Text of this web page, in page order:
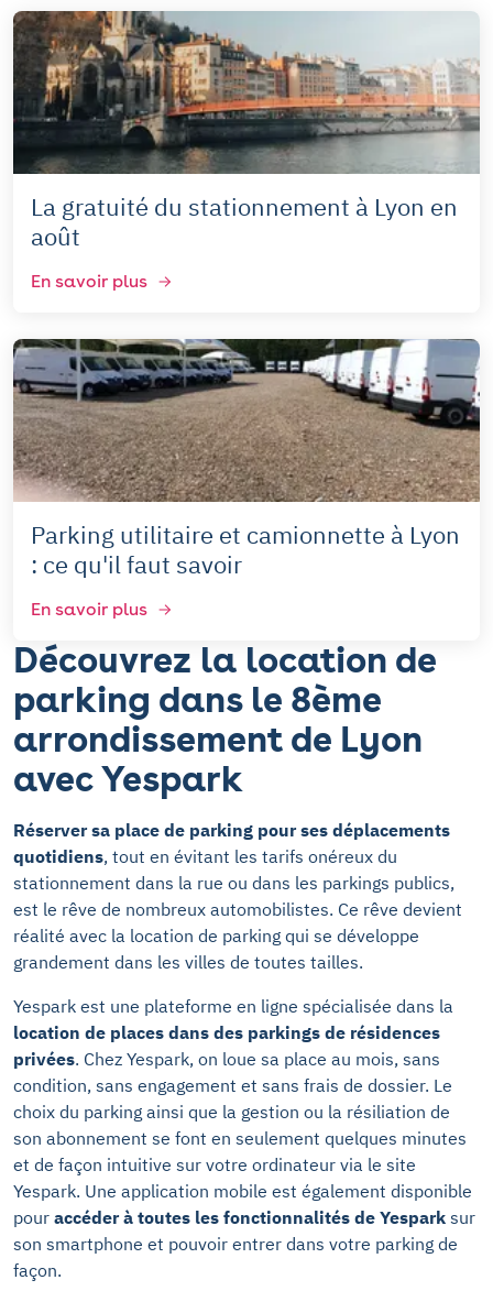
La gratuité du stationnement à Lyon en
août
En savoir plus
Parking utilitaire et camionnette à Lyon
: ce qu'il faut savoir
En savoir plus
Découvrez la location de
parking dans le 8ème
arrondissement de Lyon
avec Yespark
Réserver sa place de parking pour ses déplacements
quotidiens, tout en évitant les tarifs onéreux du
stationnement dans la rue ou dans les parkings publics,
est le rêve de nombreux automobilistes. Ce rêve devient
réalité avec la location de parking qui se développe
grandement dans les villes de toutes tailles.
Yespark est une plateforme en ligne spécialisée dans la
location de places dans des parkings de résidences
privées. Chez Yespark, on loue sa place au mois, sans
condition, sans engagement et sans frais de dossier. Le
choix du parking ainsi que la gestion ou la résiliation de
son abonnement se font en seulement quelques minutes
et de façon intuitive sur votre ordinateur via le site
Yespark. Une application mobile est également disponible
pour accéder à toutes les fonctionnalités de Yespark sur
son smartphone et pouvoir entrer dans votre parking de
façon.